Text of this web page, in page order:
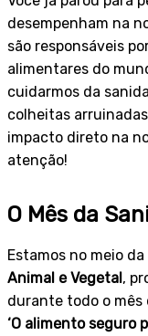
desempenham na
são responsáveis
alimentares do
cuidarmos da
colheitas
impacto direto na
atenção!
O Mês da
Estamos no meio
Animal e Vegetal,
durante todo o mês
‘O alimento seguro